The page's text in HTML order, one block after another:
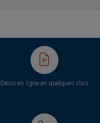
Devis en ligne en quelques clics